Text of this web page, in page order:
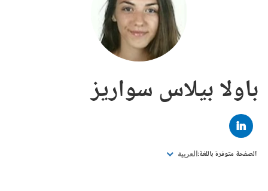
باولا بيلاس سواريز
LINKED
IN
الصفحة متوفرة باللغة: العربية